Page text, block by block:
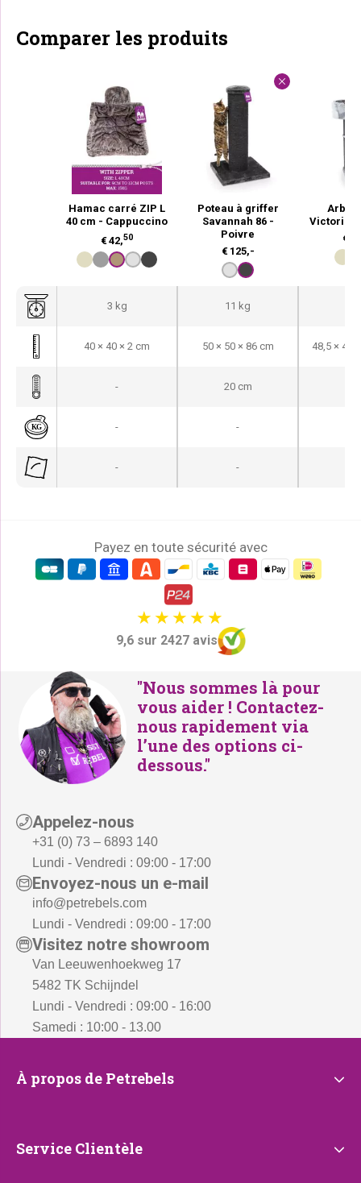
Comparer les produits
Hamac carré ZIP L
40 cm - Cappuccino
€42,50
Poteau à griffer
Savannah 86 -
Poivre
€ 125,-
Arbre
Victoria
€
3 kg 11 kg
40 × 40 × 2 cm 50 × 50 × 86 cm 48,5 ×
- 20 cm
- -
- -
Payez en toute sécurité avec
9,6 sur 2427 avis
"Nous sommes là pour
vous aider ! Contactez-
nous rapidement via
l’une des options ci-
dessous."
Appelez-nous
+31 (0) 73 – 6893 140
Lundi - Vendredi : 09:00 - 17:00
Envoyez-nous un e-mail
info@petrebels.com
Lundi - Vendredi : 09:00 - 17:00
Visitez notre showroom
Van Leeuwenhoekweg 17
5482 TK Schijndel
Lundi - Vendredi : 09:00 - 16:00
Samedi : 10:00 - 13.00
À
Petrebels
À propos de Petrebels
Service
Service Clientèle